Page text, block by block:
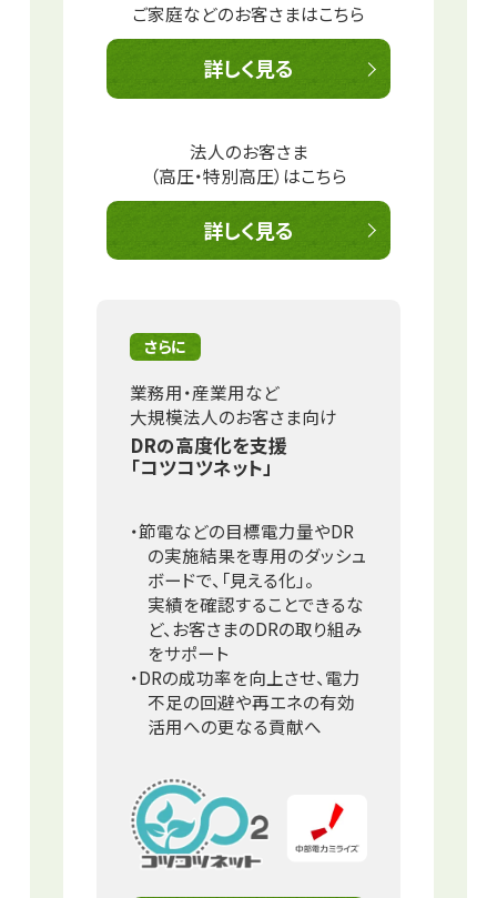
ご家庭などのお客さまはこちら
詳しく見る
法人のお客さま
（高圧・特別高圧）はこちら
詳しく見る
さらに
業務用・産業用など
大規模法人のお客さま向け
DRの高度化を支援
「コツコツネット」
・節電などの目標電力量やDR
の実施結果を専用のダッシュ
ボードで、「見える化」。
実績を確認することできるな
ど、 お客さまのDRの取り組み
をサポート
・DRの成功率を向上させ、電力
不足の回避や再エネの有効
活用への更なる貢献へ